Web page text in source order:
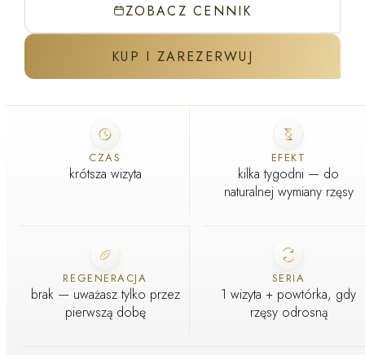
ZABIEG W GABINECIE J'ADORE
ZOBACZ CENNIK
KUP I ZAREZERWUJ
CZAS
krótsza wizyta
EFEKT
kilka tygodni — do
naturalnej wymiany rzęsy
REGENERACJA
brak — uważasz tylko przez
pierwszą dobę
SERIA
1 wizyta + powtórka, gdy
rzęsy odrosną